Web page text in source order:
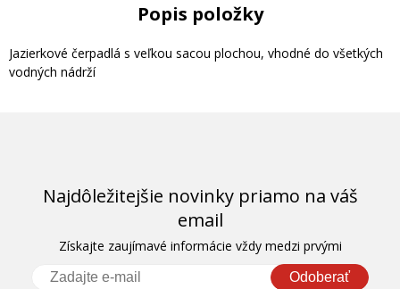
Popis položky
Jazierkové čerpadlá s veľkou sacou plochou, vhodné do všetkých
vodných nádrží
Najdôležitejšie novinky priamo na váš
email
Získajte zaujímavé informácie vždy medzi prvými
Odoberať